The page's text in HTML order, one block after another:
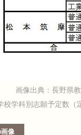
画像出典：長野県
校学科別志願予定数（
像